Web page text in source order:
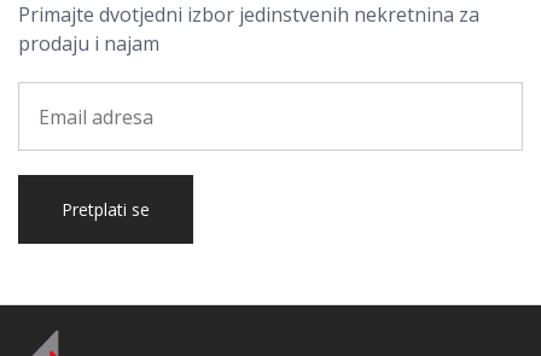
Primajte dvotjedni izbor jedinstvenih nekretnina za
prodaju i najam
Pretplati se